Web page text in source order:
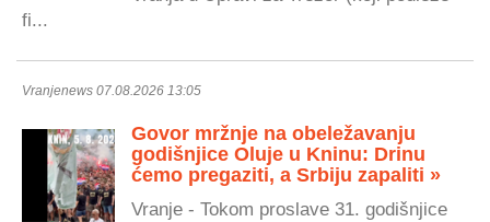
fi...
Vranjenews 07.08.2026 13:05
Govor mržnje na obeležavanju
godišnjice Oluje u Kninu: Drinu
ćemo pregaziti, a Srbiju zapaliti »
Vranje - Tokom proslave 31. godišnjice